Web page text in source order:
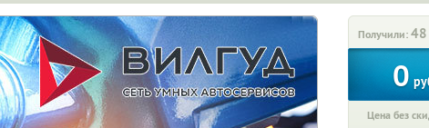
Получили:48
0
Цена без